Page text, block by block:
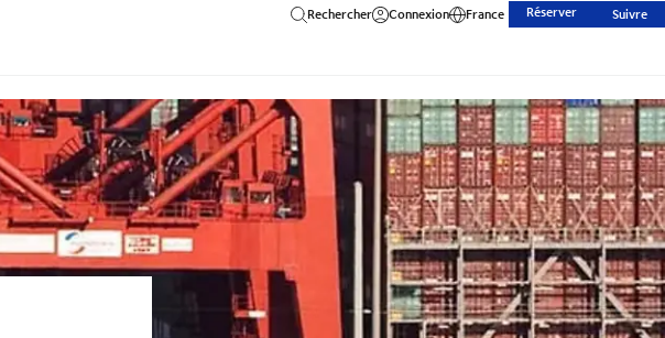
Rechercher Connexion France Réserver Suivre